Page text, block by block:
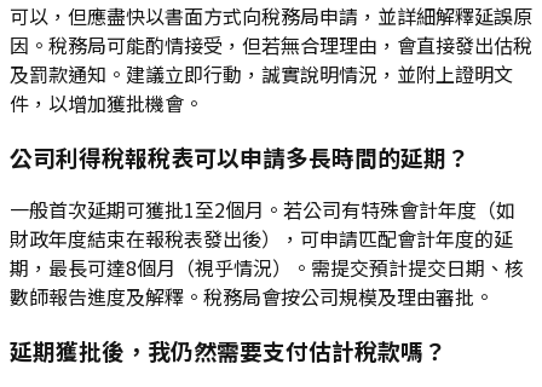
可以，但應盡快以書面方式向稅務局申請，並詳細解釋延誤原
因。稅務局可能酌情接受，但若無合理理由，會直接發出估稅
及罰款通知。建議立即行動，誠實說明情況，並附上證明文
件，以增加獲批機會。
公司利得稅報稅表可以申請多長時間的延期？
一般首次延期可獲批1至2個月。若公司有特殊會計年度（如
財政年度結束在報稅表發出後），可申請匹配會計年度的延
期，最長可達8個月（視乎情況）。需提交預計提交日期、核
數師報告進度及解釋。稅務局會按公司規模及理由審批。
延期獲批後，我仍然需要支付估計稅款嗎？